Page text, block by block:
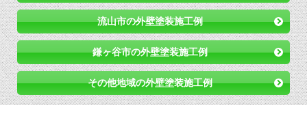
流山市の外壁塗装施工例
鎌ヶ谷市の外壁塗装施工例
その他地域の外壁塗装施工例